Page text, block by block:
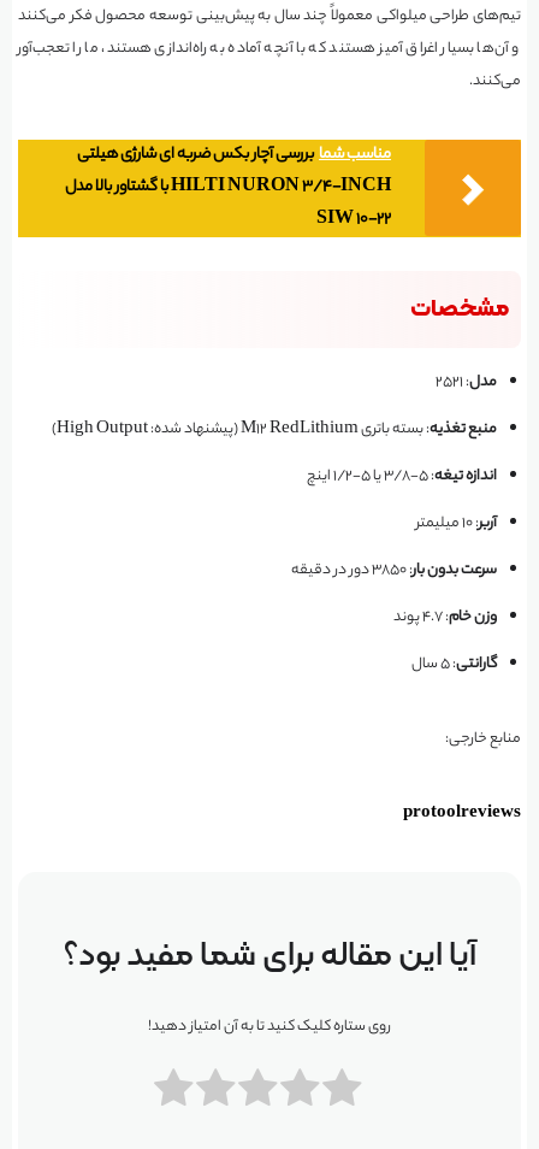
تیم‌های طراحی میلواکی معمولاً چند سال به پیش‌بینی توسعه محصول فکر می‌کنند
و آن‌ها بسیار اغراق آمیز هستند که با آنچه آماده به راه‌اندازی هستند، ما را تعجب‌آور
می‌کنند.
مناسب شمابررسی آچار بکس ضربه ای شارژی هیلتی
HILTI NURON 3/4-INCH با گشتاور بالا مدل
SIW 10-22
مشخصات
مدل: ۲۵۲۱
منبع تغذیه: بسته باتری M12 RedLithium (پیشنهاد شده: High Output)
اندازه تیغه: ۵-۳/۸ یا ۵-۱/۲ اینچ
آربر: ۱۰ میلیمتر
سرعت بدون بار: ۳۸۵۰ دور در دقیقه
وزن خام: ۴.۷ پوند
گارانتی: ۵ سال
منابع خارجی:
protoolreviews
آیا این مقاله برای شما مفید بود؟
روی ستاره کلیک کنید تا به آن امتیاز دهید!